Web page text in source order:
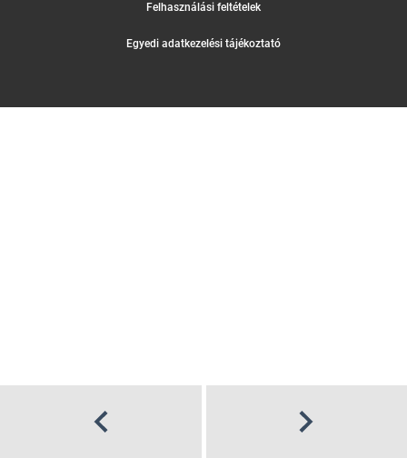
Felhasználási feltételek
Egyedi adatkezelési tájékoztató